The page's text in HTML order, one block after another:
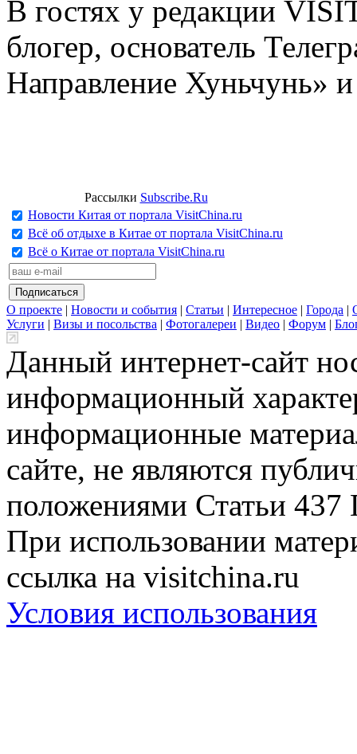
В гостях у редакции
блогер, основатель
Направление Хуньчунь»
Рассылки Subscribe.Ru
Новости Китая от портала VisitChina.ru
Всё об отдыхе в Китае от портала VisitChina.ru
Всё о Китае от портала VisitChina.ru
О проекте | Новости и события | Статьи | Интересное | Города |
Услуги | Визы и посольства | Фотогалереи | Видео | Форум |
Данный интернет-сайт
информационный
информационные
сайте, не являются
положениями Статьи 437
При использовании
ссылка на visitchina.ru
Условия использования